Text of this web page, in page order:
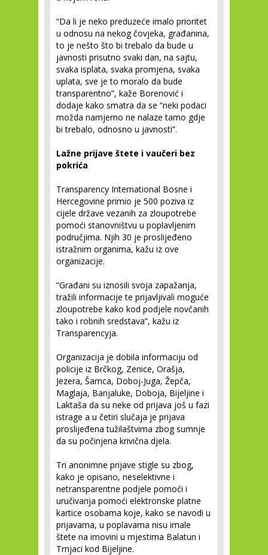
“Da li je neko preduzeće imalo prioritet
u odnosu na nekog čovjeka, građanina,
to je nešto što bi trebalo da bude u
javnosti prisutno svaki dan, na sajtu,
svaka isplata, svaka promjena, svaka
uplata, sve je to moralo da bude
transparentno”, kaže Borenović i
dodaje kako smatra da se “neki podaci
možda namjerno ne nalaze tamo gdje
bi trebalo, odnosno u javnosti”.
Lažne prijave štete i vaučeri bez
pokrića
Transparency International Bosne i
Hercegovine primio je 500 poziva iz
cijele države vezanih za zloupotrebe
pomoći stanovništvu u poplavljenim
područjima. Njih 30 je proslijeđeno
istražnim organima, kažu iz ove
organizacije.
“Građani su iznosili svoja zapažanja,
tražili informacije te prijavljivali moguće
zloupotrebe kako kod podjele novčanih
tako i robnih sredstava”, kažu iz
Transparencyja.
Organizacija je dobila informaciju od
policije iz Brčkog, Zenice, Orašja,
Jezera, Šamca, Doboj-Juga, Žepča,
Maglaja, Banjaluke, Doboja, Bijeljine i
Laktaša da su neke od prijava još u fazi
istrage a u četiri slučaja je prijava
proslijeđena tužilaštvima zbog sumnje
da su počinjena krivična djela.
Tri anonimne prijave stigle su zbog,
kako je opisano, neselektivne i
netransparentne podjele pomoći i
uručivanja pomoći elektronske platne
kartice osobama koje, kako se navodi u
prijavama, u poplavama nisu imale
štete na imovini u mjestima Balatun i
Trnjaci kod Bijeljine.